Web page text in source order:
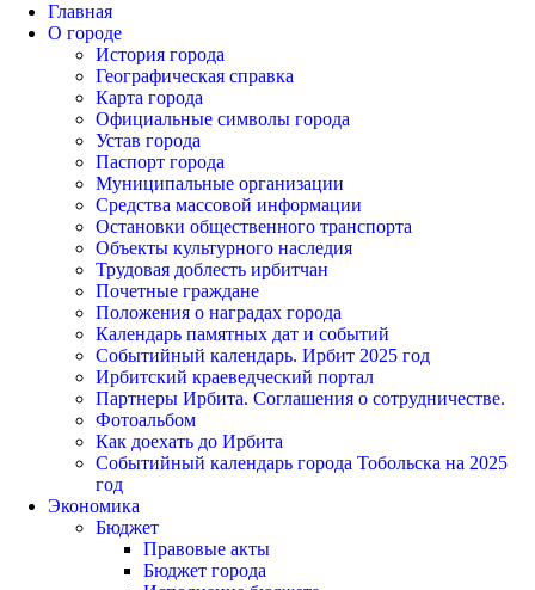
Главная
О городе
История города
Географическая справка
Карта города
Официальные символы города
Устав города
Паспорт города
Муниципальные организации
Средства массовой информации
Остановки общественного транспорта
Объекты культурного наследия
Трудовая доблесть ирбитчан
Почетные граждане
Положения о наградах города
Календарь памятных дат и событий
Событийный календарь. Ирбит 2025 год
Ирбитский краеведческий портал
Партнеры Ирбита. Соглашения о сотрудничестве.
Фотоальбом
Как доехать до Ирбита
Событийный календарь города Тобольска на 2025
год
Экономика
Бюджет
Правовые акты
Бюджет города